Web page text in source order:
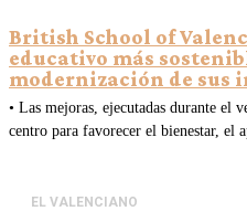
British School of
educativo más
modernización de sus
• Las mejoras, ejecutadas durante el
centro para favorecer el bienestar, el
EL VALENCIANO